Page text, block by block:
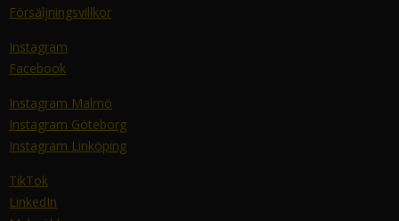
Försäljningsvillkor
Instagram
Facebook
Instagram Malmö
Instagram Göteborg
Instagram Linköping
TikTok
LinkedIn